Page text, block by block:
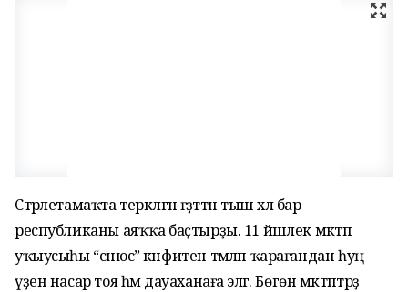
Стәрлетамаҡта теркәлгән ғәҙәттән тыш хәл бар
республиканы аяҡҡа баҫтырҙы. 11 йәшлек мәктәп
уҡыусыһы “снюс” кәнфитен тәмләп ҡарағандан һуң
үҙен насар тоя һәм дауаханаға эләгә. Бөгөн мәктәптәрҙә